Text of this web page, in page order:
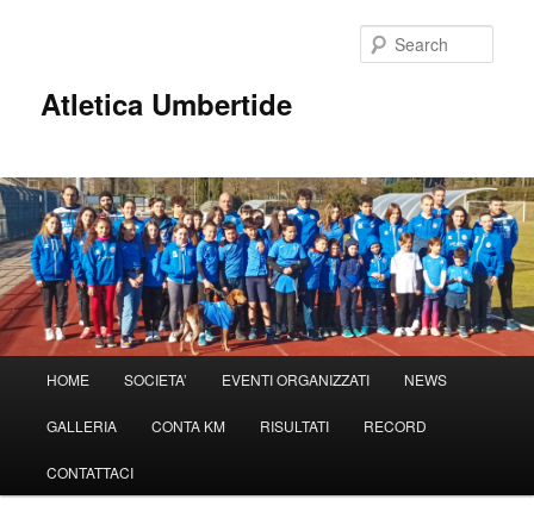
Atletica Umbertide
Skip
to
primary
HOME SOCIETA’ EVENTI ORGANIZZATI NEWS
GALLERIA CONTA KM RISULTATI RECORD
CONTATTACI